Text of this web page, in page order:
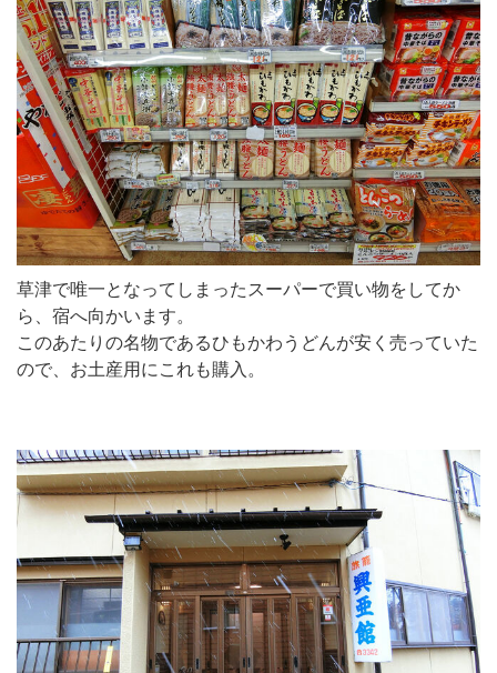
草津で唯一となってしまったスーパーで買い物をしてか
ら、宿へ向かいます。
このあたりの名物であるひもかわうどんが安く売っていた
ので、お土産用にこれも購入。